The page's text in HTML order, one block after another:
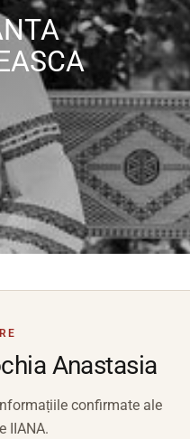
Anastasia
confirmate ale
IIANA.